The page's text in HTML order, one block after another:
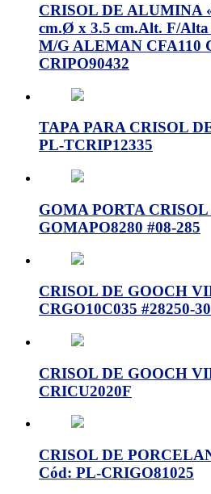
CRISOL DE ALUMINA
cm.Ø x 3.5 cm.Alt. F/Alta
M/G ALEMAN CFA110
CRIPO90432
TAPA PARA CRISOL
PL-TCRIP12335
GOMA PORTA
GOMAPO8280 #08-285
CRISOL DE GOOCH
CRGO10C035 #28250-
CRISOL DE GOOCH
CRICU2020F
CRISOL DE
Cód: PL-CRIGO81025